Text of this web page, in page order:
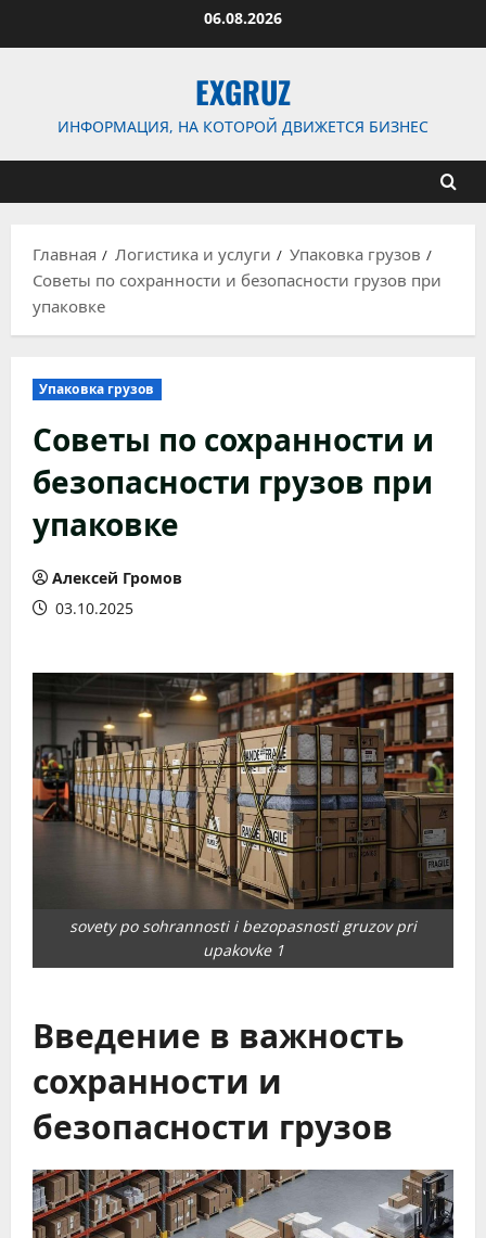
06.08.2026
EXGRUZ
ИНФОРМАЦИЯ, НА КОТОРОЙ ДВИЖЕТСЯ БИЗНЕС
Главная Логистика и услуги
Упаковка грузов
Советы по сохранности и безопасности грузов при
упаковке
Упаковка грузов
Советы по сохранности и
безопасности грузов при
упаковке
Алексей Громов
03.10.2025
sovety po sohrannosti i bezopasnosti gruzov pri
upakovke 1
Введение в важность
сохранности и
безопасности грузов